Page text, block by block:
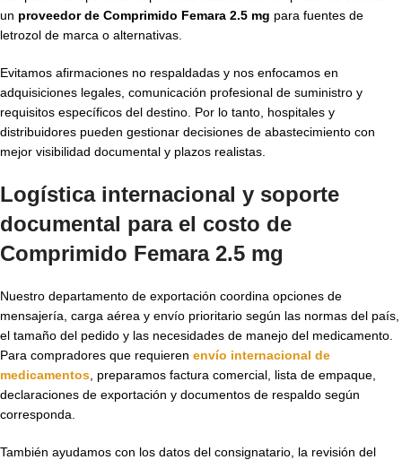
un proveedor de Comprimido Femara 2.5 mg para fuentes de
letrozol de marca o alternativas.
Evitamos afirmaciones no respaldadas y nos enfocamos en
adquisiciones legales, comunicación profesional de suministro y
requisitos específicos del destino. Por lo tanto, hospitales y
distribuidores pueden gestionar decisiones de abastecimiento con
mejor visibilidad documental y plazos realistas.
Logística internacional y soporte
documental para el costo de
Comprimido Femara 2.5 mg
Nuestro departamento de exportación coordina opciones de
mensajería, carga aérea y envío prioritario según las normas del país,
el tamaño del pedido y las necesidades de manejo del medicamento.
Para compradores que requieren envío internacional de
medicamentos , preparamos factura comercial, lista de empaque,
declaraciones de exportación y documentos de respaldo según
corresponda.
También ayudamos con los datos del consignatario, la revisión del